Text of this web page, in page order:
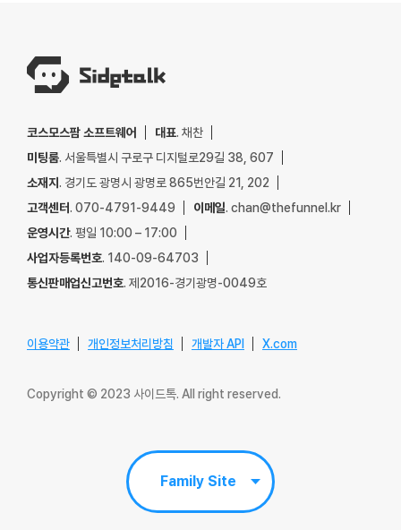
코스모스팜 소프트웨어 대표. 채찬
미팅룸. 서울특별시 구로구 디지털로29길 38, 607
소재지. 경기도 광명시 광명로 865번안길 21, 202
고객센터. 070-4791-9449 이메일. chan@thefunnel.kr
운영시간. 평일 10:00 – 17:00
사업자등록번호. 140-09-64703
통신판매업신고번호. 제2016-경기광명-0049호
이용약관 개인정보처리방침 개발자 API X.com
Copyright © 2023 사이드톡. All right reserved.
Family Site